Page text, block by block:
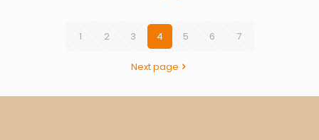
1 2 3 4 5 6 7
Next page